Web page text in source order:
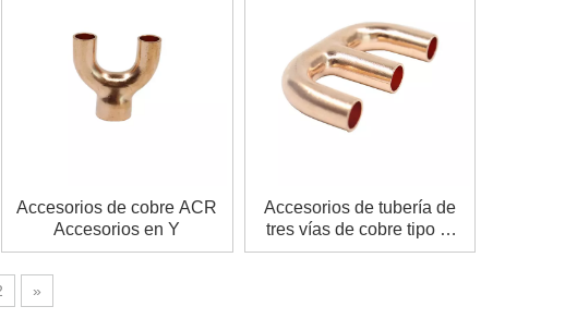
Accesorios de cobre ACR
Accesorios en Y
Accesorios de tubería de
tres vías de cobre tipo M
(tubo de derivación de
»